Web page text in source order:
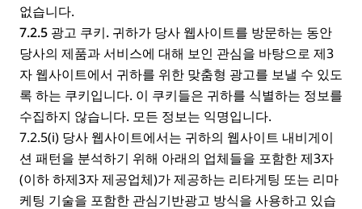
없습니다.
7.2.5 광고 쿠키. 귀하가 당사 웹사이트를 방문하는 동안
당사의 제품과 서비스에 대해 보인 관심을 바탕으로 제3
자 웹사이트에서 귀하를 위한 맞춤형 광고를 보낼 수 있도
록 하는 쿠키입니다. 이 쿠키들은 귀하를 식별하는 정보를
수집하지 않습니다. 모든 정보는 익명입니다.
7.2.5(i) 당사 웹사이트에서는 귀하의 웹사이트 내비게이
션 패턴을 분석하기 위해 아래의 업체들을 포함한 제3자
(이하 하제3자 제공업체)가 제공하는 리타게팅 또는 리마
케팅 기술을 포함한 관심기반광고 방식을 사용하고 있습